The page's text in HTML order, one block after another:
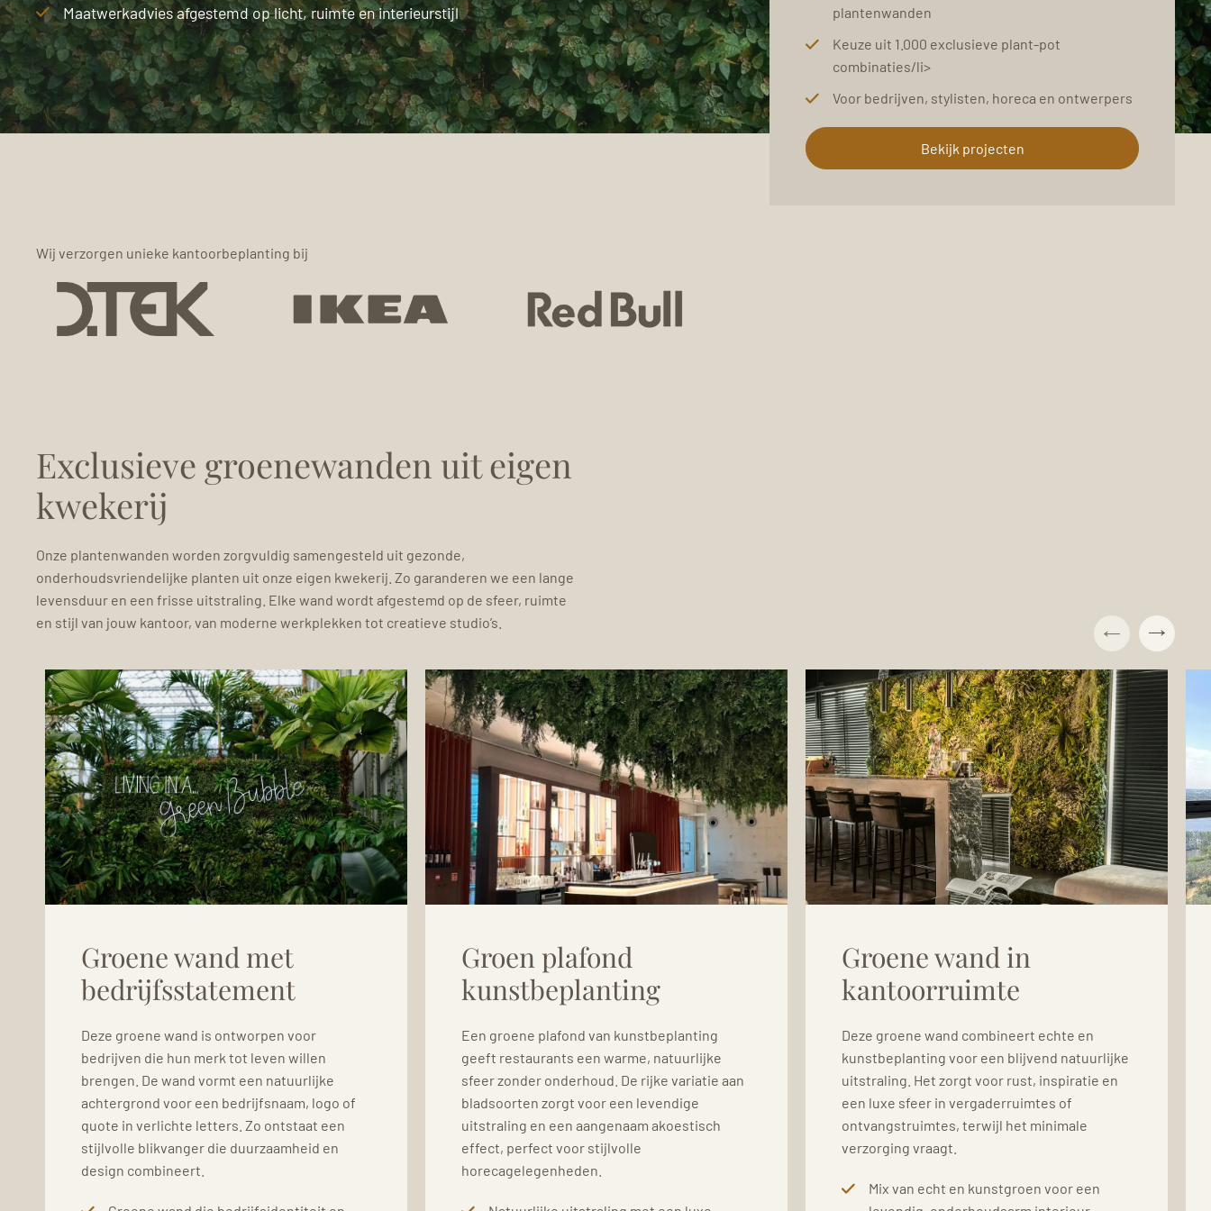
Maatwerkadvies afgestemd op licht, ruimte en interieurstijl
plantenwanden
Keuze uit 1.000 exclusieve plant-pot
combinaties/li>
Voor bedrijven, stylisten, horeca en ontwerpers
Bekijk projecten
Wij verzorgen unieke kantoorbeplanting bij
Exclusieve groenewanden uit eigen
kwekerij
Onze plantenwanden worden zorgvuldig samengesteld uit gezonde,
onderhoudsvriendelijke planten uit onze eigen kwekerij. Zo garanderen we een lange
levensduur en een frisse uitstraling. Elke wand wordt afgestemd op de sfeer, ruimte
en stijl van jouw kantoor, van moderne werkplekken tot creatieve studio’s.
Groene wand met
bedrijfsstatement
Deze groene wand is ontworpen voor
bedrijven die hun merk tot leven willen
brengen. De wand vormt een natuurlijke
achtergrond voor een bedrijfsnaam, logo of
quote in verlichte letters. Zo ontstaat een
stijlvolle blikvanger die duurzaamheid en
design combineert.
Groen plafond
kunstbeplanting
Een groene plafond van kunstbeplanting
geeft restaurants een warme, natuurlijke
sfeer zonder onderhoud. De rijke variatie aan
bladsoorten zorgt voor een levendige
uitstraling en een aangenaam akoestisch
effect, perfect voor stijlvolle
horecagelegenheden.
Groene wand in
kantoorruimte
Deze groene wand combineert echte en
kunstbeplanting voor een blijvend natuurlijke
uitstraling. Het zorgt voor rust, inspiratie en
een luxe sfeer in vergaderruimtes of
ontvangstruimtes, terwijl het minimale
verzorging vraagt.
Mix van echt en kunstgroen voor een